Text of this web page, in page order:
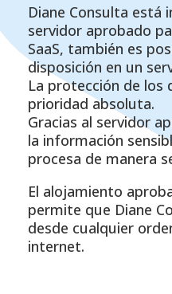
Diane Consulta está
servidor aprobado
SaaS, también es
disposición en un
La protección de los
prioridad absoluta.
Gracias al servidor
la información
procesa de manera
El alojamiento
permite que Diane
desde cualquier
internet.